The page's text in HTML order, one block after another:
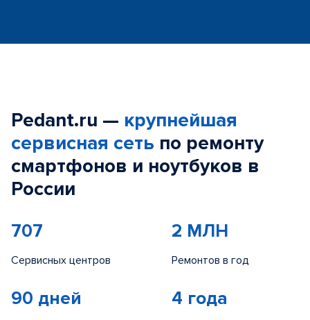
Pedant.ru — крупнейшая
сервисная сеть по ремонту
смартфонов и ноутбуков в
России
707
Сервисных центров
2 МЛН
Ремонтов в год
90 дней 4 года